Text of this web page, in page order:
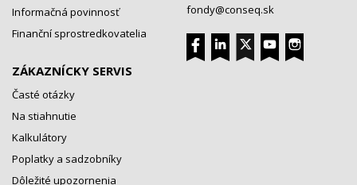
Informačná povinnosť
Finanční sprostredkovatelia
ZÁKAZNÍCKY SERVIS
Časté otázky
Na stiahnutie
Kalkulátory
Poplatky a sadzobníky
Dôležité upozornenia
fondy@conseq.sk